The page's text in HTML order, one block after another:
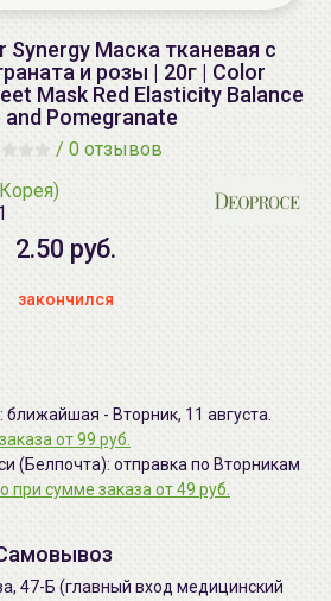
Synergy Маска тканевая с
и розы | 20г | Color
Mask Red Elasticity Balance
and Pomegranate
/ 0 отзывов
2.50 руб.
закончился
- Вторник, 11 августа.
от 99 руб.
(Белпочта): отправка по Вторникам
при сумме заказа от 49 руб.
47-Б (главный вход медицинский